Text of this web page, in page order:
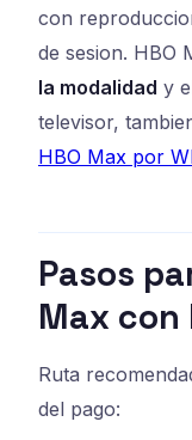
con
de sesion. HBO
la modalidad y
televisor,
HBO Max por
Pasos
Max con
Ruta
del pago: